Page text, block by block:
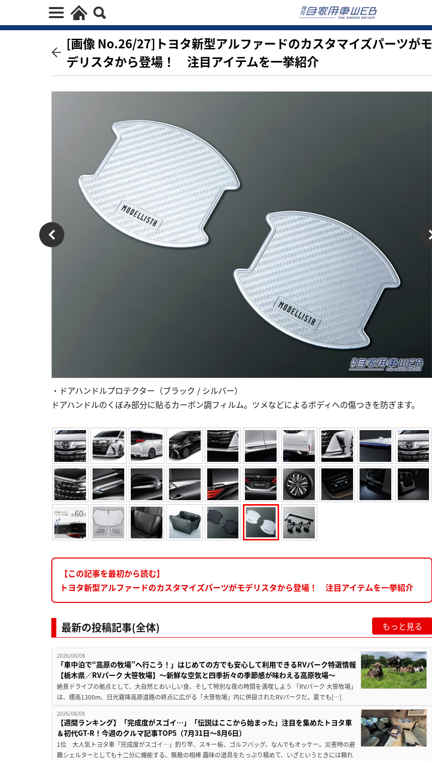
[画像 No.26/27]トヨタ新型アルファードのカスタマイズパーツがモ
デリスタから登場！ 注目アイテムを一挙紹介
・ドアハンドルプロテクター（ブラック / シルバー）
ドアハンドルのくぼみ部分に貼るカーボン調フィルム。ツメなどによるボディへの傷つきを防ぎます。
【この記事を最初から読む】
トヨタ新型アルファードのカスタマイズパーツがモデリスタから登場！ 注目アイテムを一挙紹介
最新の投稿記事(全体) もっと見る
2026/08/08
「車中泊で“高原の牧場”へ行こう！」はじめての方でも安心して利用できるRVパーク特選情報
【栃木県／RVパーク 大笹牧場】～新鮮な空気と四季折々の季節感が味わえる高原牧場～
絶景ドライブの拠点として、大自然とおいしい食、そして特別な夜の時間を満喫しよう 「RVパーク 大笹牧場」
は、標高1300m、日光霧降高原道路の終点に広がる「大笹牧場」内に併設されたRVパークだ。夏でも[…]
2026/08/08
【週間ランキング】「完成度がスゴイ…」「伝説はここから始まった」注目を集めたトヨタ車
＆初代GT-R！今週のクルマ記事TOP5（7月31日〜8月6日）
1位 大人気トヨタ車「完成度がスゴイ…」釣り竿、スキー板、ゴルフバッグ、なんでもオッケー。災害時の避
難シェルターとしても十二分に機能する、無敵の相棒 趣味の道具をたっぷり積めて、いざというときには頼れ